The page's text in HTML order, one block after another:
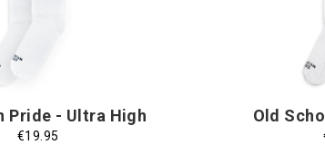
Old
Pride - Ultra High
€19.95